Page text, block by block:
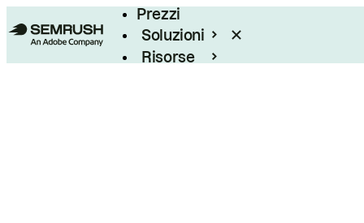
Prezzi
Soluzioni
Risorse